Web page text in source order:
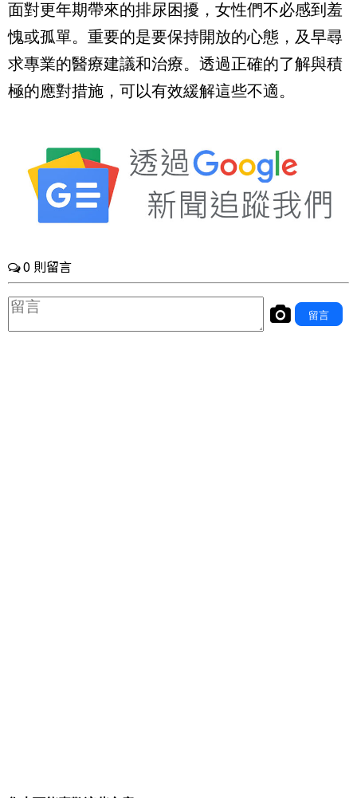
面對更年期帶來的排尿困擾，女性們不必感到羞
愧或孤單。重要的是要保持開放的心態，及早尋
求專業的醫療建議和治療。透過正確的了解與積
極的應對措施，可以有效緩解這些不適。